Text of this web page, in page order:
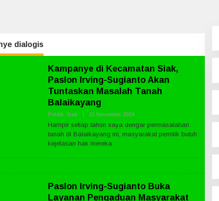
dialogis
Kampanye di Kecamatan Siak,
Paslon Irving-Sugianto Akan
Tuntaskan Masalah Tanah
Balaikayang
Politik, Siak | 21 November 2024O
E
H
E
W
Hampir setiap tahun saya dengar permasalahan
tanah di Balaikayang ini, masyarakat pemilik butuh
kejelasan hak mereka
Paslon Irving-Sugianto Buka
Layanan Pengaduan Masyarakat